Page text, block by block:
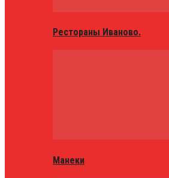
Рестораны Иваново.
Манеки